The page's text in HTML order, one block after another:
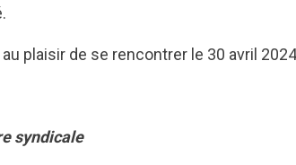
plaisir de se rencontrer le 30 avril
syndicale